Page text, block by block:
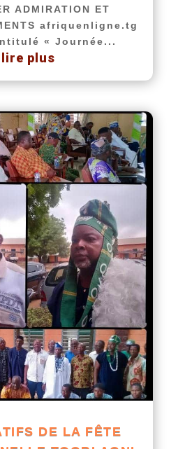
ADMIRATION ET
afriquenligne.tg
« Journée...
lire plus
DE LA FÊTE